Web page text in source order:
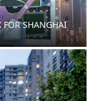
FOR SHANGHAI